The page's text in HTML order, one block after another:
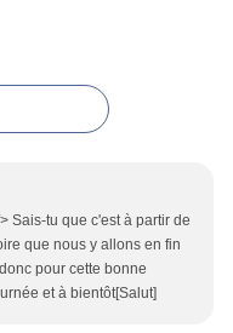
Sais-tu que c'est à partir de
que nous y allons en fin
pour cette bonne
et à bientôt[Salut]